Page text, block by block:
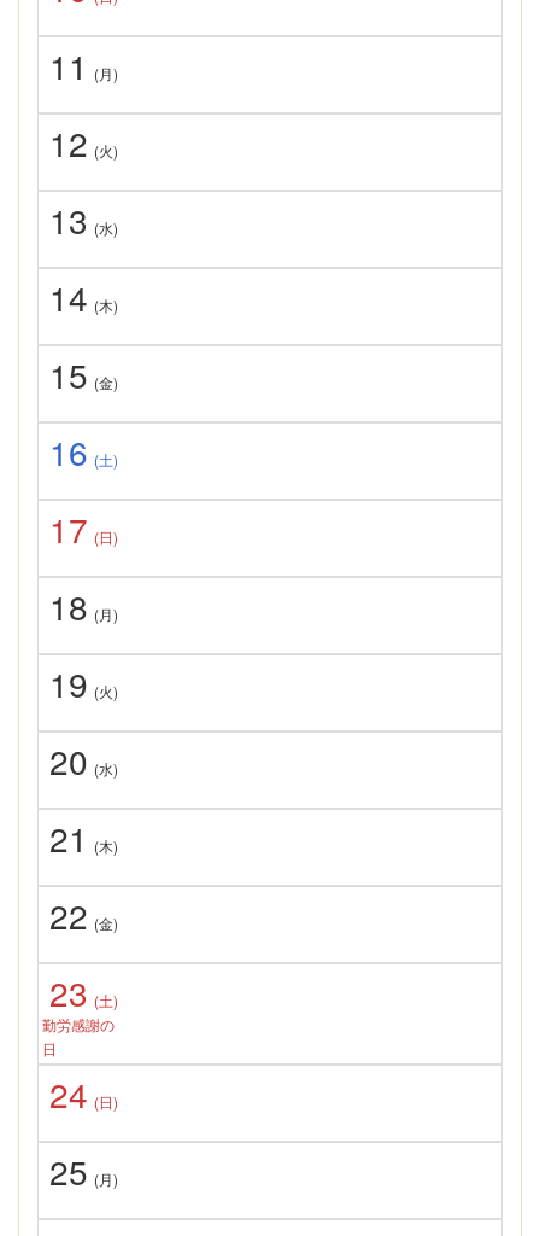
11 (月)
12 (火)
13 (水)
14 (木)
15 (金)
16 (土)
17 (日)
18 (月)
19 (火)
20 (水)
21 (木)
22 (金)
23 (土)
勤労感謝の
日
24 (日)
25 (月)